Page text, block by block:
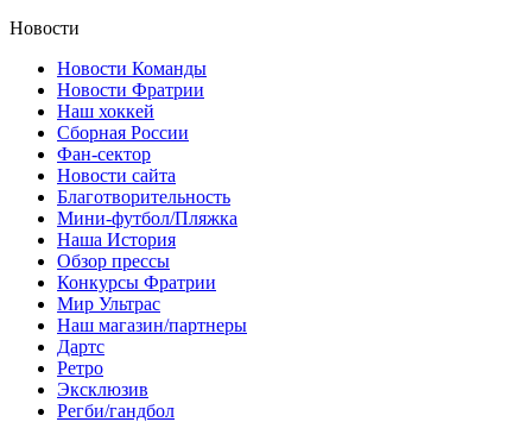
Новости
Новости Команды
Новости Фратрии
Наш хоккей
Сборная России
Фан-cектор
Новости сайта
Благотворительность
Мини-футбол/Пляжка
Наша История
Обзор прессы
Конкурсы Фратрии
Мир Ультрас
Наш магазин/партнеры
Дартс
Ретро
Эксклюзив
Регби/гандбол